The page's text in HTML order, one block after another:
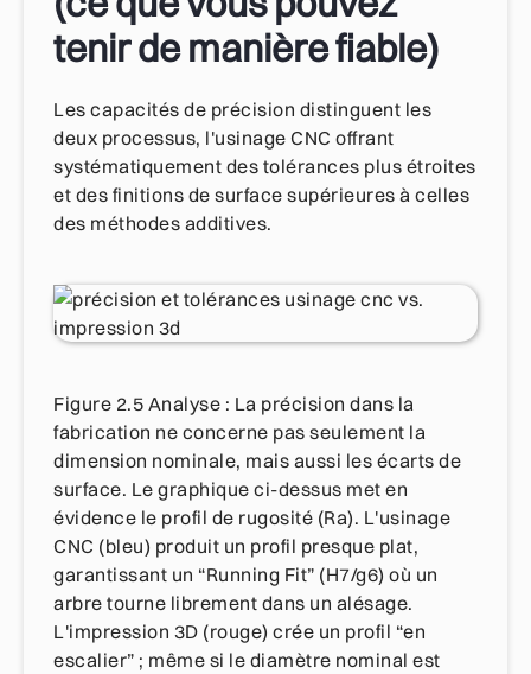
tenir de manière fiable)
Les capacités de précision distinguent les
deux processus, l'usinage CNC offrant
systématiquement des tolérances plus étroites
et des finitions de surface supérieures à celles
des méthodes additives.
Figure 2.5 Analyse : La précision dans la
fabrication ne concerne pas seulement la
dimension nominale, mais aussi les écarts de
surface. Le graphique ci-dessus met en
évidence le profil de rugosité (Ra). L'usinage
CNC (bleu) produit un profil presque plat,
garantissant un “Running Fit” (H7/g6) où un
arbre tourne librement dans un alésage.
L'impression 3D (rouge) crée un profil “en
escalier” ; même si le diamètre nominal est